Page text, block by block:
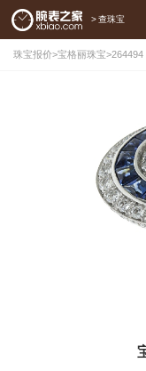
> 查珠宝
珠宝报价>宝格丽珠宝>264494